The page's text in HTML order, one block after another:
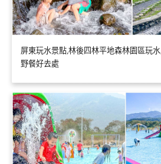
屏東玩水景點,林後四林平地森林園區玩
野餐好去處